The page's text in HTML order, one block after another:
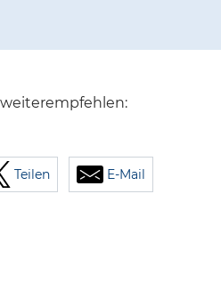
Teilen E-Mail